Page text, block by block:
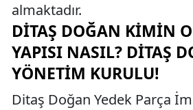
almaktadır.
DITAŞ DOĞAN KIMIN
YAPISI NASIL? DITAŞ
YÖNETIM KURULU!
Ditaş Doğan Yedek Parça